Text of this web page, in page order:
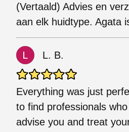
(Vertaald) Advies en
aan elk huidtype. Agata
L. B.
Everything was just
to find professionals
advise you and treat